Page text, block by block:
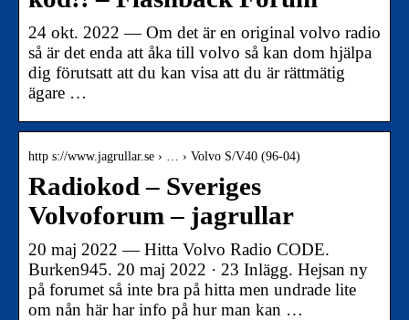
24 okt. 2022 — Om det är en original volvo radio
så är det enda att åka till volvo så kan dom hjälpa
dig förutsatt att du kan visa att du är rättmätig
ägare …
http s://www.jagrullar.se › … › Volvo S/V40 (96-04)
Radiokod – Sveriges
Volvoforum – jagrullar
20 maj 2022 — Hitta Volvo Radio CODE.
Burken945. 20 maj 2022 · 23 Inlägg. Hejsan ny
på forumet så inte bra på hitta men undrade lite
om nån här har info på hur man kan …